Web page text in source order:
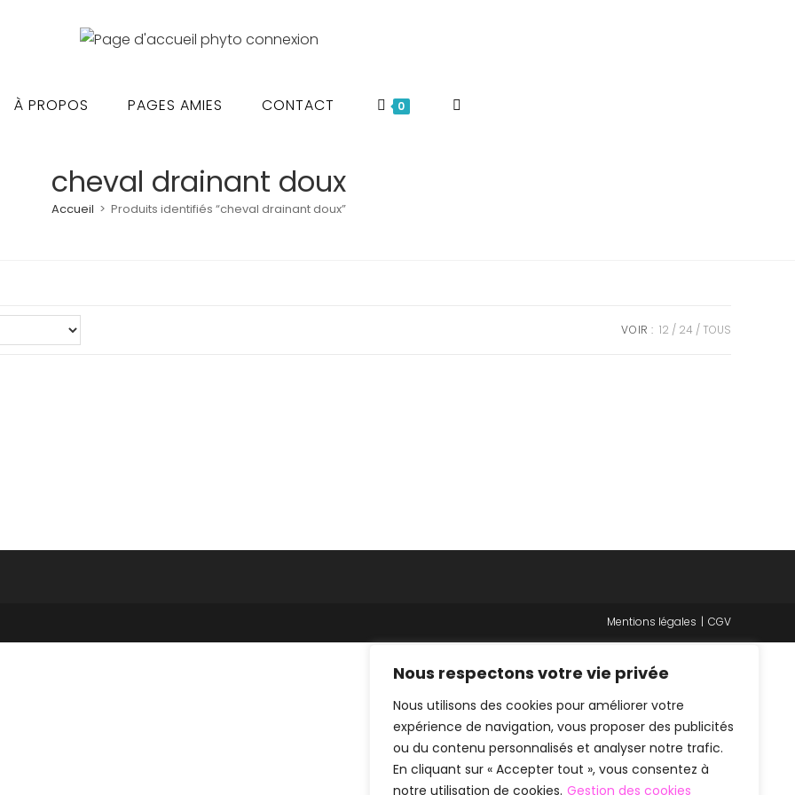
Nous respectons votre vie privée
Nous utilisons des cookies pour améliorer votre
expérience de navigation, vous proposer des publicités
ou du contenu personnalisés et analyser notre trafic.
En cliquant sur « Accepter tout », vous consentez à
notre utilisation de cookies. Gestion des cookies
À PROPOS PAGES AMIES CONTACT 0 TOGGLE
cheval drainant doux
Accueil > Produits identifiés “cheval drainant doux”
VOIR : 12 24 TOUS
Mentions légales CGV